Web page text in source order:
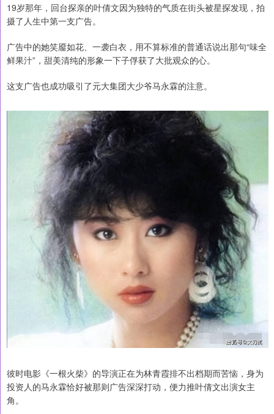
19岁那年，回台探亲的叶倩文因为独特的气质在街头被星探发现，拍
摄了人生中第一支广告。
广告中的她笑靥如花、一袭白衣，用不算标准的普通话说出那句“味全
鲜果汁”，甜美清纯的形象一下子俘获了大批观众的心。
这支广告也成功吸引了元大集团大少爷马永霖的注意。
彼时电影《一根火柴》的导演正在为林青霞排不出档期而苦恼，身为
投资人的马永霖恰好被那则广告深深打动，便力推叶倩文出演女主
角。